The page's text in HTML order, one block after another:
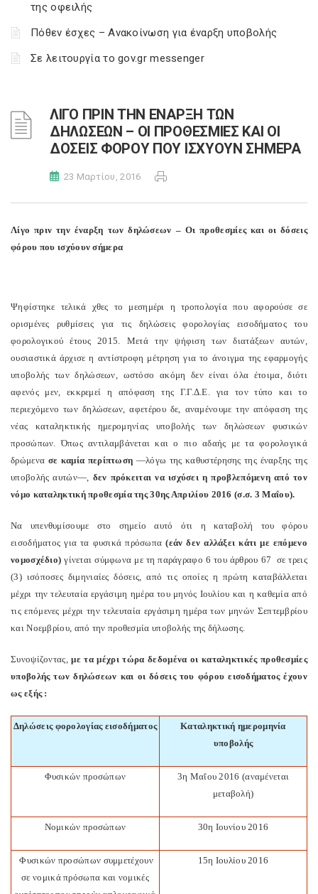
της οφειλής
Πόθεν έσχες – Ανακοίνωση για έναρξη υποβολής
Σε λειτουργία το gov.gr messenger
ΛΙΓΟ ΠΡΙΝ ΤΗΝ ΕΝΑΡΞΗ ΤΩΝ
ΔΗΛΩΣΕΩΝ – ΟΙ ΠΡΟΘΕΣΜΙΕΣ ΚΑΙ ΟΙ
ΔΟΣΕΙΣ ΦΟΡΟΥ ΠΟΥ ΙΣΧΥΟΥΝ ΣΗΜΕΡΑ
23 Μαρτίου, 2016
Λίγο πριν την έναρξη των δηλώσεων – Οι προθεσμίες και οι δόσεις
φόρου που ισχύουν σήμερα
Ψηφίστηκε τελικά χθες το μεσημέρι η τροπολογία που αφορούσε σε
ορισμένες ρυθμίσεις για τις δηλώσεις φορολογίας εισοδήματος του
φορολογικού έτους 2015. Μετά την ψήφιση των διατάξεων αυτών,
ουσιαστικά άρχισε η αντίστροφη μέτρηση για το άνοιγμα της εφαρμογής
υποβολής των δηλώσεων, ωστόσο ακόμη δεν είναι όλα έτοιμα, διότι
αφενός μεν, εκκρεμεί η απόφαση της Γ.Γ.Δ.Ε. για τον τύπο και το
περιεχόμενο των δηλώσεων, αφετέρου δε, αναμένουμε την απόφαση της
νέας καταληκτικής ημερομηνίας υποβολής των δηλώσεων φυσικών
προσώπων. Όπως αντιλαμβάνεται και ο πιο αδαής με τα φορολογικά
δρώμενα σε καμία περίπτωση —λόγω της καθυστέρησης της έναρξης της
υποβολής αυτών—, δεν πρόκειται να ισχύσει η προβλεπόμενη από τον
νόμο καταληκτική προθεσμία της 30ης Απριλίου 2016 (σ.σ. 3 Μαΐου).
Να υπενθυμίσουμε στο σημείο αυτό ότι η καταβολή του φόρου
εισοδήματος για τα φυσικά πρόσωπα(εάν δεν αλλάξει κάτι με επόμενο
νομοσχέδιο) γίνεται σύμφωνα με τη παράγραφο 6 του άρθρου 67 σε τρεις
(3) ισόποσες διμηνιαίες δόσεις, από τις οποίες η πρώτη καταβάλλεται
μέχρι την τελευταία εργάσιμη ημέρα του μηνός Ιουλίου και η καθεμία από
τις επόμενες μέχρι την τελευταία εργάσιμη ημέρα των μηνών Σεπτεμβρίου
και Νοεμβρίου, από την προθεσμία υποβολής της δήλωσης.
Συνοψίζοντας,με τα μέχρι τώρα δεδομένα οι καταληκτικές προθεσμίες
υποβολής των δηλώσεων και οι δόσεις του φόρου εισοδήματος έχουν
ως εξής :
Δηλώσεις φορολογίας εισοδήματος
Καταληκτική ημερομηνία
υποβολής
Φυσικών προσώπων
3η Μαΐου 2016 (αναμένεται
μεταβολή)
Νομικών προσώπων 30η Ιουνίου 2016
Φυσικών προσώπων συμμετέχουν
σε νομικά πρόσωπα και νομικές
15η Ιουλίου 2016